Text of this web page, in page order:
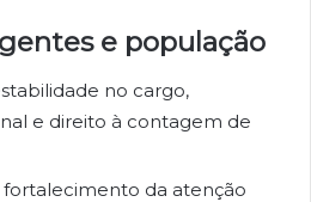
e população
no cargo,
e direito à contagem de
fortalecimento da atenção